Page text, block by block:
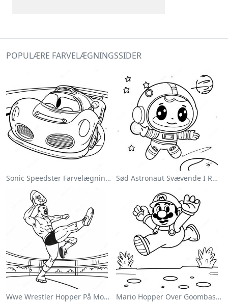
POPULÆRE FARVELÆGNINGSSIDER
Sonic Speedster Farvelægningsside Sød Astronaut Svævende I Rummet Farvelægningsside
Wwe Wrestler Hopper På Modstander Farvelægningsside Mario Hopper Over Goombas Farvelægningsside